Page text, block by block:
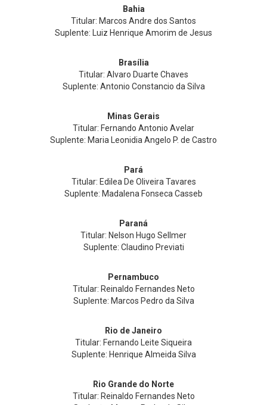
Bahia
Titular: Marcos Andre dos Santos
Suplente: Luiz Henrique Amorim de Jesus
Brasília
Titular: Alvaro Duarte Chaves
Suplente: Antonio Constancio da Silva
Minas Gerais
Titular: Fernando Antonio Avelar
Suplente: Maria Leonidia Angelo P. de Castro
Pará
Titular: Edilea De Oliveira Tavares
Suplente: Madalena Fonseca Casseb
Paraná
Titular: Nelson Hugo Sellmer
Suplente: Claudino Previati
Pernambuco
Titular: Reinaldo Fernandes Neto
Suplente: Marcos Pedro da Silva
Rio de Janeiro
Titular: Fernando Leite Siqueira
Suplente: Henrique Almeida Silva
Rio Grande do Norte
Titular: Reinaldo Fernandes Neto